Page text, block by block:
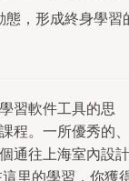
態，形成終身學習
習軟件工具的思
程。一所優秀的、
通往上海室內設計
這里的學習，你獲